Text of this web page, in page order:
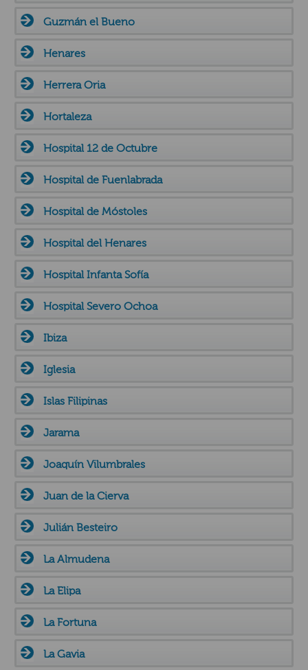
Guzmán el Bueno
Henares
Herrera Oria
Hortaleza
Hospital 12 de Octubre
Hospital de Fuenlabrada
Hospital de Móstoles
Hospital del Henares
Hospital Infanta Sofía
Hospital Severo Ochoa
Ibiza
Iglesia
Islas Filipinas
Jarama
Joaquín Vilumbrales
Juan de la Cierva
Julián Besteiro
La Almudena
La Elipa
La Fortuna
La Gavia